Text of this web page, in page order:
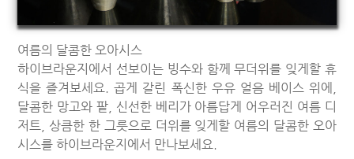
여름의 달콤한 오아시스
하이브라운지에서 선보이는 빙수와 함께 무더위를 잊게할 휴
식을 즐겨보세요. 곱게 갈린 폭신한 우유 얼음 베이스 위에,
달콤한 망고와 팥, 신선한 베리가 아름답게 어우러진 여름 디
저트, 상큼한 한 그릇으로 더위를 잊게할 여름의 달콤한 오아
시스를 하이브라운지에서 만나보세요.